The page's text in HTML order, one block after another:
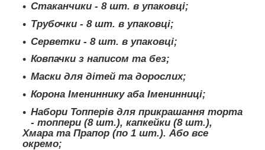
Стаканчики - 8 шт. в упаковці;
Трубочки - 8 шт. в упаковці;
Серветки - 8 шт. в упаковці;
Ковпачки з написом та без;
Маски для дітей та дорослих;
Корона Імениннику аба Іменинниці;
Набори Топперів для прикрашання торта
- топпери (8 шт.), капкейки (8 шт.),
Хмара та Прапор (по 1 шт.). Або все
окремо;